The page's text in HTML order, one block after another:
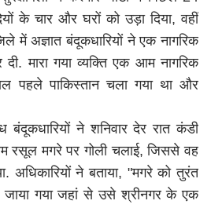
के चार और घरों को उड़ा दिया, वहीं
में अज्ञात बंदूकधारियों ने एक नागरिक
दी. मारा गया व्यक्ति एक आम नागरिक
पहले पाकिस्तान चला गया था और
बंदूकधारियों ने शनिवार देर रात कंडी
रसूल मगरे पर गोली चलाई, जिससे वह
अधिकारियों ने बताया, "मगरे को तुरंत
जाया गया जहां से उसे श्रीनगर के एक